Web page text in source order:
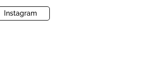
Instagram